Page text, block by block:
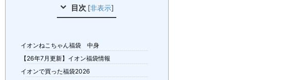
目次 [非表示]
イオンねこちゃん福袋 中身
【26年7月更新】イオン福袋情報
イオンで買った福袋2026